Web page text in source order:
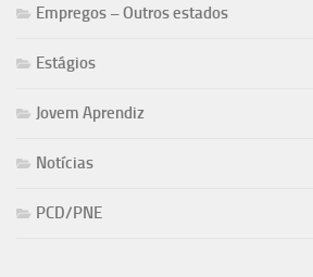
Empregos – Outros estados
Estágios
Jovem Aprendiz
Notícias
PCD/PNE